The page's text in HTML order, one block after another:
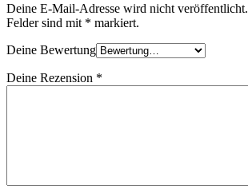
Deine E-Mail-Adresse wird nicht veröffentlicht.
Felder sind mit * markiert.
Deine Bewertung
Deine Rezension *